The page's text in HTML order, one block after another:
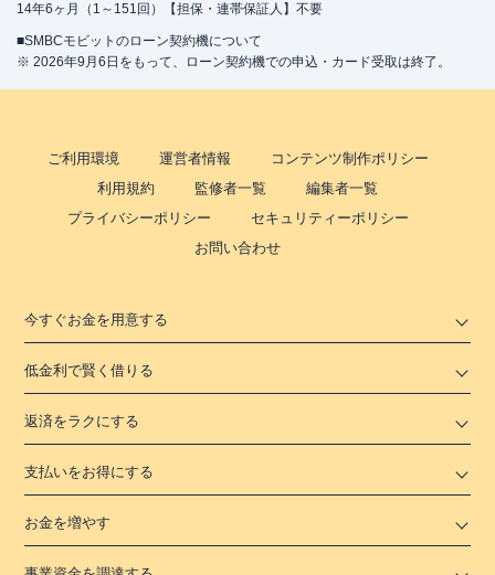
14年6ヶ月（1～151回）【担保・連帯保証人】不要
■SMBCモビットのローン契約機について
※ 2026年9月6日をもって、ローン契約機での申込・カード受取は終了。
ご利用環境 運営者情報
コンテンツ制作ポリシー
利用規約
監修者一覧
編集者一覧
プライバシーポリシー
セキュリティーポリシー
お問い合わせ
今すぐお金を用意する
低金利で賢く借りる
返済をラクにする
支払いをお得にする
お金を増やす